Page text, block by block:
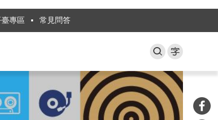
專區 常見問答